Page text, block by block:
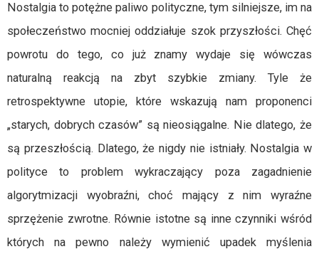
Nostalgia to potężne paliwo polityczne, tym silniejsze, im na
społeczeństwo mocniej oddziałuje szok przyszłości. Chęć
powrotu do tego, co już znamy wydaje się wówczas
naturalną reakcją na zbyt szybkie zmiany. Tyle że
retrospektywne utopie, które wskazują nam proponenci
„starych, dobrych czasów” są nieosiągalne. Nie dlatego, że
są przeszłością. Dlatego, że nigdy nie istniały. Nostalgia w
polityce to problem wykraczający poza zagadnienie
algorytmizacji wyobraźni, choć mający z nim wyraźne
sprzężenie zwrotne. Równie istotne są inne czynniki wśród
których na pewno należy wymienić upadek myślenia